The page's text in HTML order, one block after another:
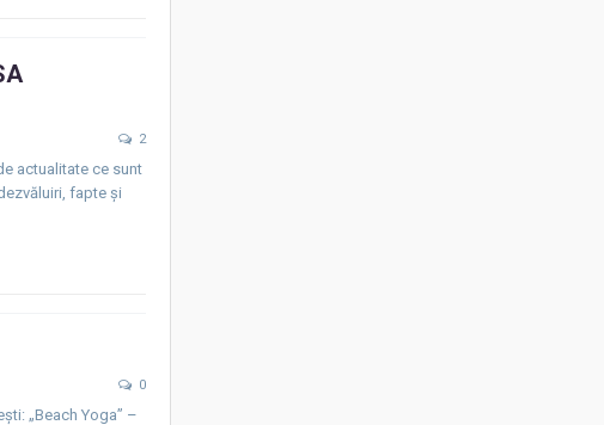
2
actualitate ce sunt
fapte și
0
„Beach Yoga” –